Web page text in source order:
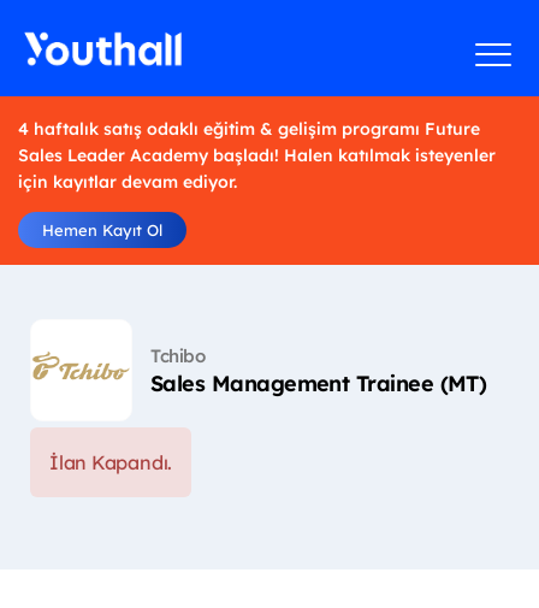
4 haftalık satış odaklı eğitim & gelişim programı Future
Sales Leader Academy başladı! Halen katılmak isteyenler
için kayıtlar devam ediyor.
Hemen Kayıt Ol
Tchibo
Sales Management Trainee (MT)
İlan Kapandı.